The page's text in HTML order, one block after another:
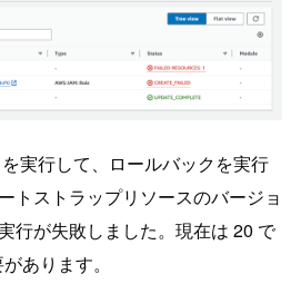
実行して、ロールバックを実行
トストラップリソースのバージョ
行が失敗しました。現在は 20 で
あります。